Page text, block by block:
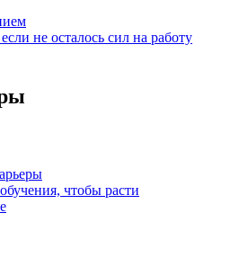
не осталось сил на работу
чтобы расти